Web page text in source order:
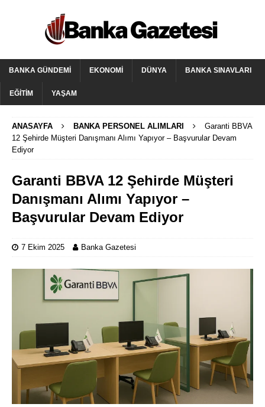
BANKA GÜNDEMI EKONOMI DÜNYA BANKA SINAVLARI
EĞITIM YAŞAM
ANASAYFA BANKA PERSONEL ALIMLARI
Garanti BBVA
12 Şehirde Müşteri Danışmanı Alımı Yapıyor – Başvurular Devam
Ediyor
Garanti BBVA 12 Şehirde Müşteri
Danışmanı Alımı Yapıyor –
Başvurular Devam Ediyor
7 Ekim 2025 Banka Gazetesi